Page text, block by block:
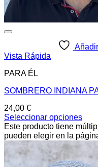
Vista Rápida
PARA ÉL
SOMBRERO INDIANA
24,00 €
Seleccionar opciones
Este producto tiene
pueden elegir en la